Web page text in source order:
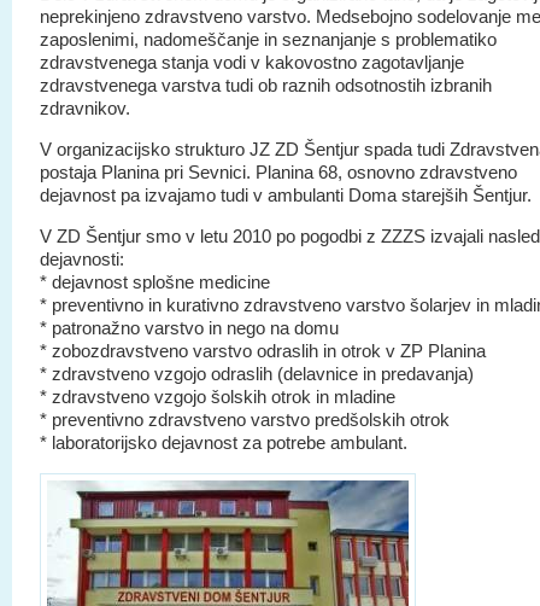
neprekinjeno zdravstveno varstvo. Medsebojno sodelovanje
zaposlenimi, nadomeščanje in seznanjanje s problematiko
zdravstvenega stanja vodi v kakovostno zagotavljanje
zdravstvenega varstva tudi ob raznih odsotnostih izbranih
zdravnikov.
V organizacijsko strukturo JZ ZD Šentjur spada tudi
postaja Planina pri Sevnici. Planina 68, osnovno zdravstveno
dejavnost pa izvajamo tudi v ambulanti Doma starejših Šentjur.
V ZD Šentjur smo v letu 2010 po pogodbi z ZZZS izvajali
dejavnosti:
* dejavnost splošne medicine
* preventivno in kurativno zdravstveno varstvo šolarjev in
* patronažno varstvo in nego na domu
* zobozdravstveno varstvo odraslih in otrok v ZP Planina
* zdravstveno vzgojo odraslih (delavnice in predavanja)
* zdravstveno vzgojo šolskih otrok in mladine
* preventivno zdravstveno varstvo predšolskih otrok
* laboratorijsko dejavnost za potrebe ambulant.